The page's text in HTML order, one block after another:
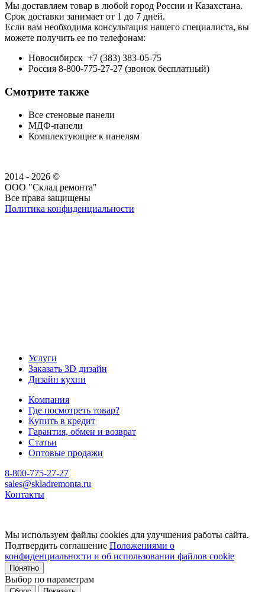
Мы доставляем товар в любой город России и Казахстана.
Срок доставки занимает от 1 до 7 дней.
Если вам необходима консультация нашего специалиста, вы
можете получить ее по телефонам:
Новосибирск +7 (383) 383-05-75
Россия 8-800-775-27-27 (звонок бесплатный)
Смотрите также
Все стеновые панели
МДФ-панели
Комплектующие к панелям
2014 - 2026 ©
ООО "Склад ремонта"
Все права защищены
Политика конфиденциальности
Услуги
Заказать 3D дизайн
Дизайн кухни
Компания
Где посмотреть товар?
Купить в кредит
Гарантия, обмен и возврат
Статьи
Оптовые продажи
8-800-775-27-27
sales@skladremonta.ru
Контакты
Мы используем файлы cookies для улучшения работы сайта.
Подтвердить соглашение Положениями о
конфиденциальности и об использовании файлов cookie
Понятно
Выбор по параметрам